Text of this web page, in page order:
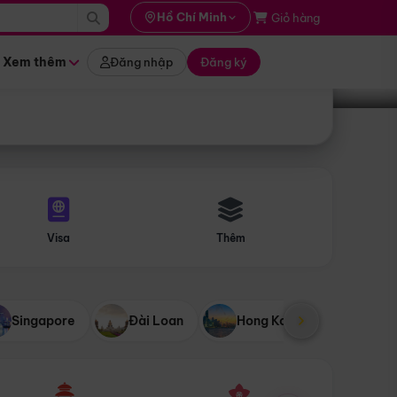
Hồ Chí Minh Giỏ hàng
Xem thêm Đăng nhập Đăng ký
Tìm tour
Visa Thêm
Singapore Đài Loan Hong Kong